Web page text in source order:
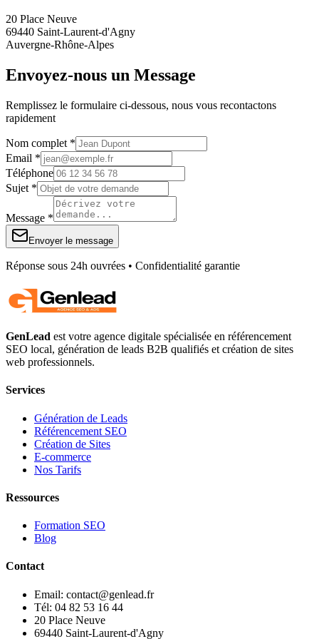
20 Place Neuve
69440 Saint-Laurent-d'Agny
Auvergne-Rhône-Alpes
Envoyez-nous un Message
Remplissez le formulaire ci-dessous, nous vous recontactons
rapidement
Nom complet *
Email *
Téléphone
Sujet *
Message *
Envoyer le message
Réponse sous 24h ouvrées • Confidentialité garantie
GenLead est votre agence digitale spécialisée en référencement
SEO local, génération de leads B2B qualifiés et création de sites
web professionnels.
Services
Génération de Leads
Référencement SEO
Création de Sites
E-commerce
Nos Tarifs
Ressources
Formation SEO
Blog
Contact
Email: contact@genlead.fr
Tél: 04 82 53 16 44
20 Place Neuve
69440 Saint-Laurent-d'Agny